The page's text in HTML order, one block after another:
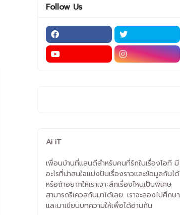
Follow Us
Ai iT
เพื่อนบ้านที่แสนดีสำหรับคนที่รักในเรื่องไอที มี
อะไรที่น่าสนใจแบ่งปันเรื่องราวและข้อมูลกันได้
หรือถ้าอยากให้เราเจาะลึกเรื่องไหนเป็นพิเศษ
สามารถรีเควสกันมาได้เลย. เราจะลองไปศึกษา
และมาเขียนบทความให้เพื่อได้อ่านกัน